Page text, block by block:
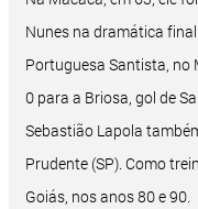
Nunes na dramática
Portuguesa Santista, no
0 para a Briosa, gol de
Sebastião Lapola
Prudente (SP). Como
Goiás, nos anos 80 e 90.